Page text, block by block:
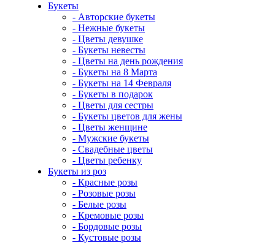
Букеты
- Авторские букеты
- Нежные букеты
- Цветы девушке
- Букеты невесты
- Цветы на день рождения
- Букеты на 8 Марта
- Букеты на 14 Февраля
- Букеты в подарок
- Цветы для сестры
- Букеты цветов для жены
- Цветы женщине
- Мужские букеты
- Свадебные цветы
- Цветы ребенку
Букеты из роз
- Красные розы
- Розовые розы
- Белые розы
- Кремовые розы
- Бордовые розы
- Кустовые розы